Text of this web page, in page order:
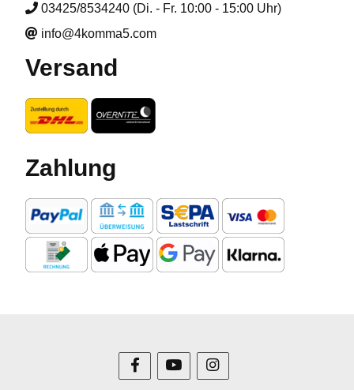
03425/8534240 (Di. - Fr. 10:00 - 15:00 Uhr)
info@4komma5.com
Versand
Zahlung